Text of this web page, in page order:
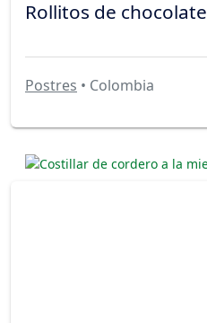
Rollitos de chocolate
Postres • Colombia